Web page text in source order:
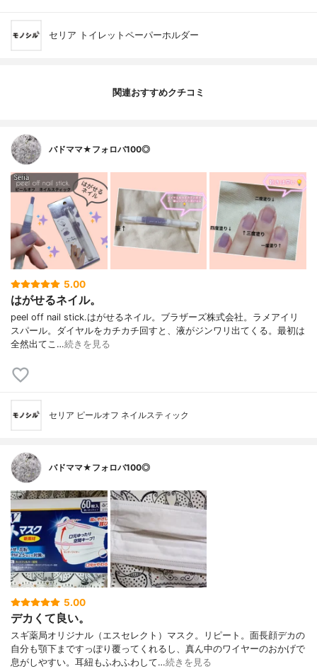
セリア トイレットペーパーホルダー
関連おすすめクチコミ
バドママ★フォロバ100◎
5.00
はがせるネイル。
peel off nail stick.はがせるネイル。ブラザーズ株式会社。ラメアイリ
スパール。ダイヤルをカチカチ回すと、液がジンワリ出てくる。最初は
全然出てこ…続きを見る
セリア ピールオフ ネイルスティック
バドママ★フォロバ100◎
5.00
デカくて良い。
スギ薬局オリジナル（エスセレクト）マスク。リピート。面長顔デカの
自分も顎下まですっぽり覆ってくれるし、真ん中のワイヤーのおかげで
息がしやすい。耳紐もふわふわして…続きを見る